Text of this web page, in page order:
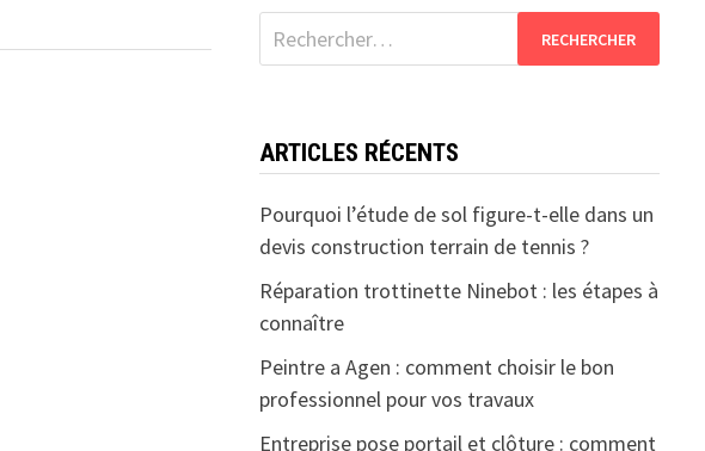
Rechercher :
ARTICLES RÉCENTS
Pourquoi l’étude de sol figure-t-elle dans un
devis construction terrain de tennis ?
Réparation trottinette Ninebot : les étapes à
connaître
Peintre a Agen : comment choisir le bon
professionnel pour vos travaux
Entreprise pose portail et clôture : comment